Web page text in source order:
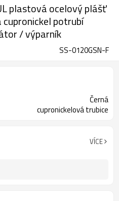
plastová ocelový plášť
potrubí
/ výparník
SS-0120GSN-F
Černá
cupronickelová trubice
VÍCE